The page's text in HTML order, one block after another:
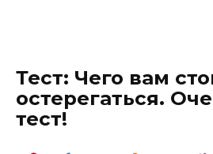
Тест: Чего вам
остерегаться.
тест!